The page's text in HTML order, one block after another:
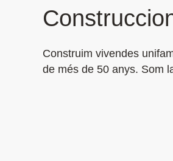
Construim vivendes
de més de 50 anys. Som